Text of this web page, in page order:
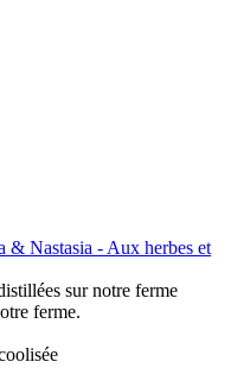
Nastasia - Aux herbes et
sur notre ferme
ferme.